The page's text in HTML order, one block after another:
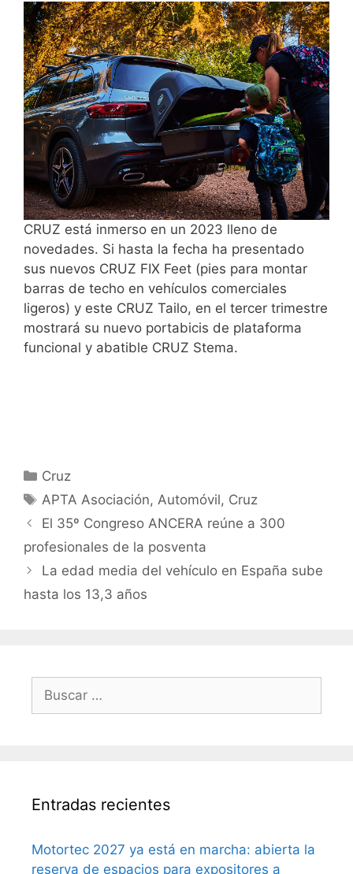
CRUZ está inmerso en un 2023 lleno de
novedades. Si hasta la fecha ha presentado
sus nuevos CRUZ FIX Feet (pies para montar
barras de techo en vehículos comerciales
ligeros) y este CRUZ Tailo, en el tercer trimestre
mostrará su nuevo portabicis de plataforma
funcional y abatible CRUZ Stema.
Cruz
APTA Asociación,Automóvil, Cruz
El 35º Congreso ANCERA reúne a 300
profesionales de la posventa
La edad media del vehículo en España sube
hasta los 13,3 años
Entradas recientes
Motortec 2027 ya está en marcha: abierta la
reserva de espacios para expositores a